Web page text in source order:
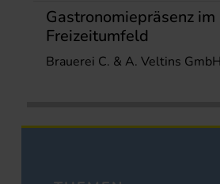
Gastronomiepräsenz im
Freizeitumfeld
Brauerei C. & A. Veltins